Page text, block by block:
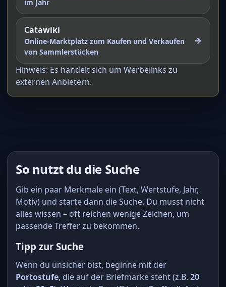
im Jahr
Catawiki
Online-Marktplatz zum Kaufen und Verkaufen
von Sammlerstücken
→
Hinweis: Es handelt sich um Werbelinks zu
externen Anbietern.
So nutzt du die Suche
Gib ein paar Merkmale ein (Text, Wertstufe, Jahr,
Motiv) und starte dann die Suche. Du musst nicht
alles wissen – oft reichen wenige Zeichen, um
passende Treffer zu bekommen.
Tipp zur Suche
Wenn du unsicher bist, beginne mit der
Portostufe, die auf der Briefmarke steht (z.B. 20